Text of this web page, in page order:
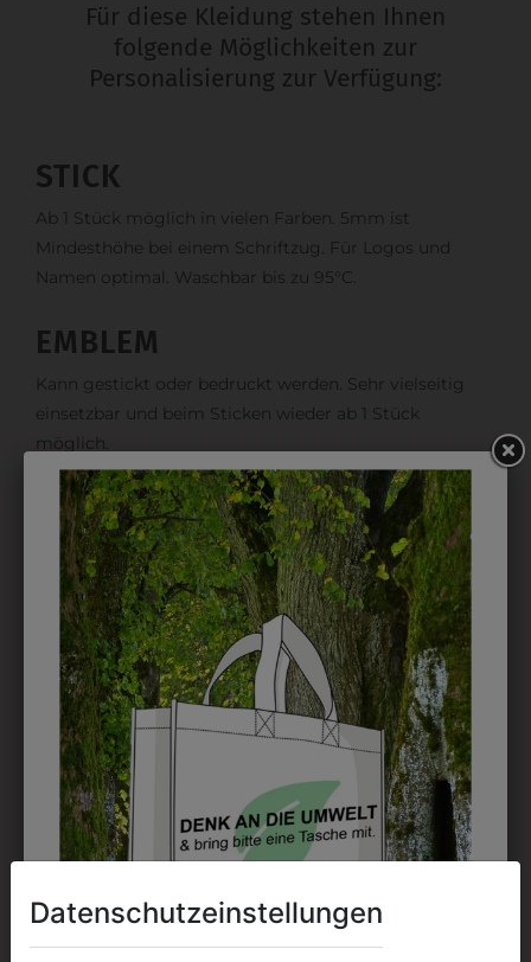
Für diese Kleidung stehen Ihnen
folgende Möglichkeiten zur
Personalisierung zur Verfügung:
STICK
Ab 1 Stück möglich in vielen Farben. 5mm ist
Mindesthöhe bei einem Schriftzug. Für Logos und
Namen optimal. Waschbar bis zu 95°C.
EMBLEM
Kann gestickt oder bedruckt werden. Sehr vielseitig
einsetzbar und beim Sticken wieder ab 1 Stück
möglich.
DRUCK
Perfekt für große Logos und für kleine Details, jedoch
kostet jede Farbe extra und ist erst ab 12 Stück
möglich. Waschbar bis zu 60°C.
DAS KÖNNTE IHNEN
AUCH GEFALLEN
Datenschutzeinstellungen